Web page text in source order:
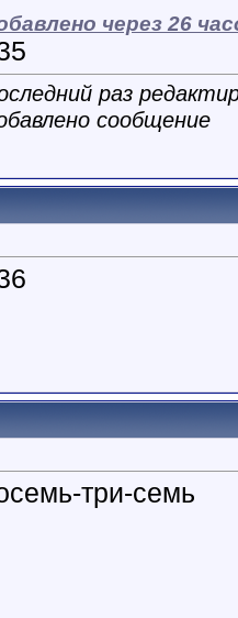
через 26
раз
сообщение
три-семь